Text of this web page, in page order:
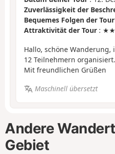
Zuverlässigkeit der
Bequemes Folgen der Tour
Attraktivität der Tour :
Hallo, schöne Wanderung,
12 Teilnehmern organisiert.
Mit freundlichen Grüßen
Maschinell übersetzt
Andere
Gebiet